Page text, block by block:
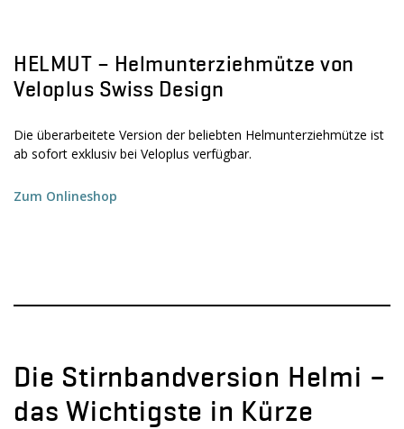
HELMUT – Helmunterziehmütze von
Veloplus Swiss Design
Die überarbeitete Version der beliebten Helmunterziehmütze ist
ab sofort exklusiv bei Veloplus verfügbar.
Zum Onlineshop
Die Stirnbandversion Helmi –
das Wichtigste in Kürze